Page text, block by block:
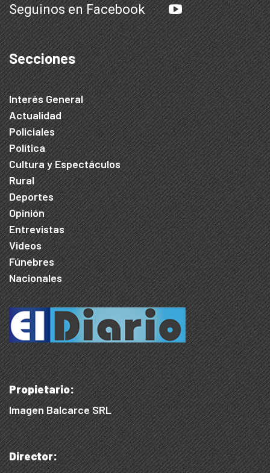
Seguinos en Facebook
Secciones
Interés General
Actualidad
Policiales
Política
Cultura y Espectáculos
Rural
Deportes
Opinión
Entrevistas
Videos
Fúnebres
Nacionales
Propietario:
Imagen Balcarce SRL
Director: